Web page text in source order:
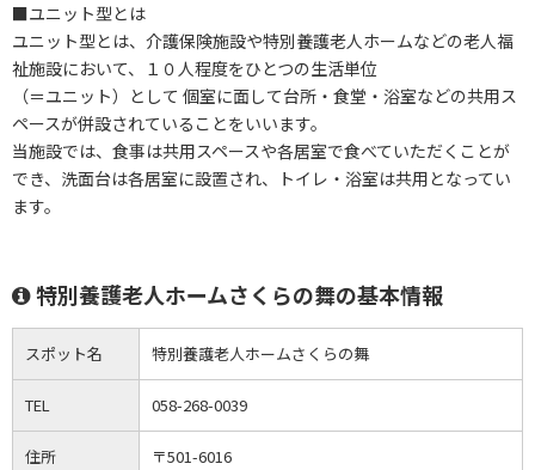
■ユニット型とは
ユニット型とは、介護保険施設や特別養護老人ホームなどの老人福
祉施設において、１０人程度をひとつの生活単位
（＝ユニット）として 個室に面して台所・食堂・浴室などの共用ス
ペースが併設されていることをいいます。
当施設では、食事は共用スペースや各居室で食べていただくことが
でき、洗面台は各居室に設置され、トイレ・浴室は共用となってい
ます。
特別養護老人ホームさくらの舞の基本情報
スポット名 特別養護老人ホームさくらの舞
TEL 058-268-0039
住所
〒501-6016